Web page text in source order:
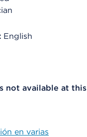
English
not available at this
en varias